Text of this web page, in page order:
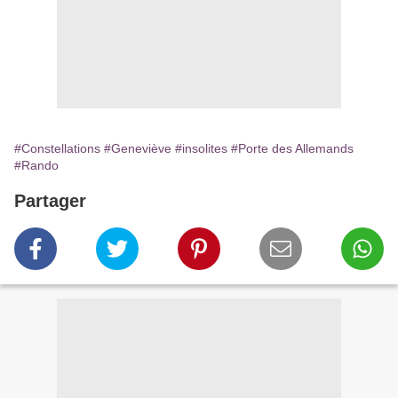
#Constellations #Geneviève #insolites #Porte des Allemands
#Rando
Partager